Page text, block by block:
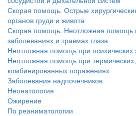
Скорая помощь. Острые
органов груди и живота
Скорая помощь. Неотложная помощь
заболеваниях и травмах глаза
Неотложная помощь при психических
Неотложная помощь при
комбинированных поражениях
Заболевания надпочечников
Неонатология
Ожирение
По реаниматологии